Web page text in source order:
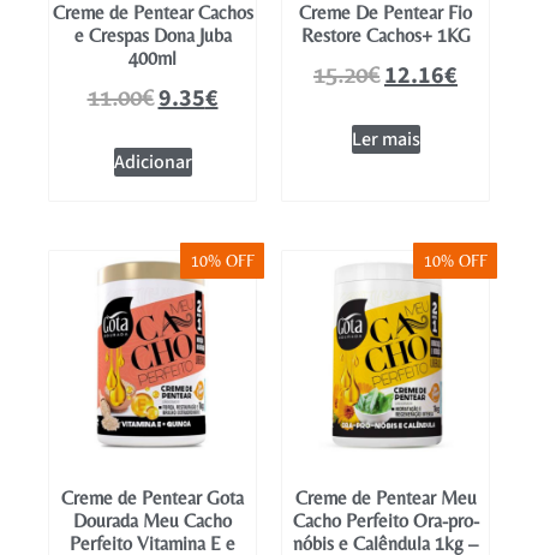
Creme de Pentear Cachos
e Crespas Dona Juba
400ml
11.00€9.35€
Adicionar
Creme De Pentear Fio
Restore Cachos+ 1KG
15.20€12.16€
Ler mais
10% OFF
Creme de Pentear Gota
Dourada Meu Cacho
Perfeito Vitamina E e
10% OFF
Creme de Pentear Meu
Cacho Perfeito Ora-pro-
nóbis e Calêndula 1kg –